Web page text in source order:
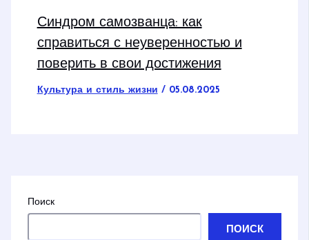
Синдром самозванца: как
справиться с неуверенностью и
поверить в свои достижения
Культура и стиль жизни / 05.08.2025
Поиск
ПОИСК